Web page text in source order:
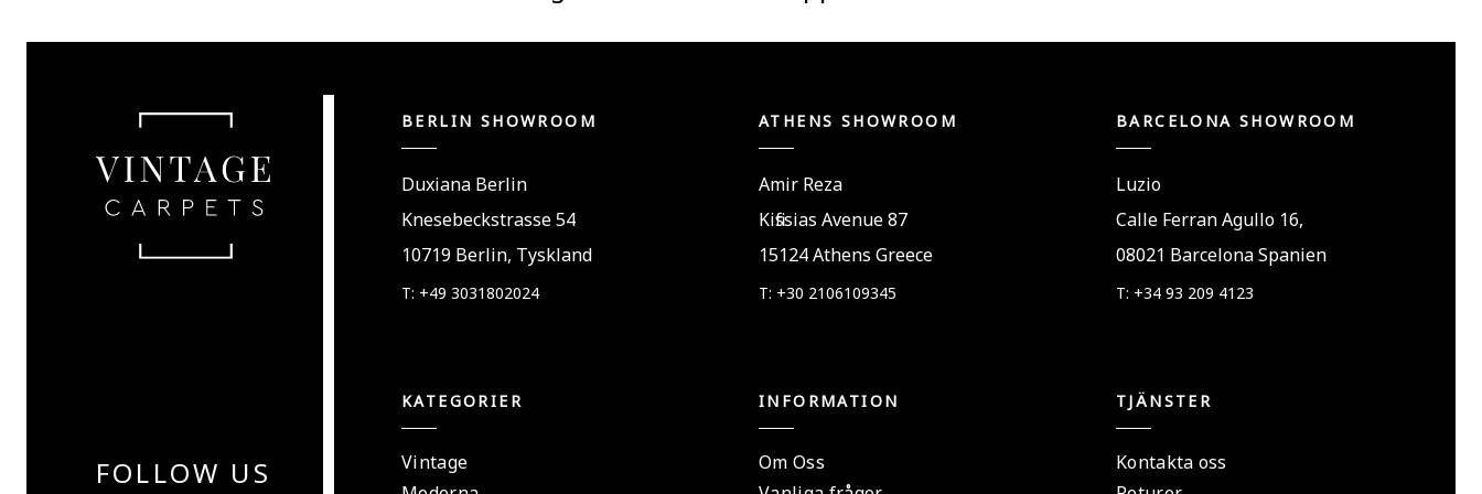
FOLLOW US
BERLIN SHOWROOM
Duxiana Berlin
Knesebeckstrasse 54
10719 Berlin, Tyskland
T: +49 3031802024
ATHENS SHOWROOM
Amir Reza
Kifissias Avenue 87
15124 Athens Greece
T: +30 2106109345
BARCELONA SHOWROOM
Luzio
Calle Ferran Agullo 16,
08021 Barcelona Spanien
T: +34 93 209 4123
KATEGORIER
Vintage
INFORMATION
Om Oss
TJÄNSTER
Kontakta oss